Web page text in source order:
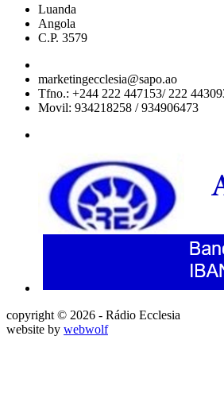
Luanda
Angola
C.P. 3579
marketingecclesia@sapo.ao
Tfno.: +244 222 447153/ 222
Movil: 934218258 / 934906473
copyright © 2026 - Rádio Ecclesia
website by webwolf